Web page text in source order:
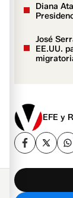
Diana
José
EE.UU.
EFE y